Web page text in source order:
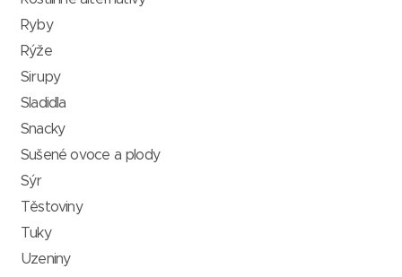
Ryby
Rýže
Sirupy
Sladidla
Snacky
Sušené ovoce a plody
Sýr
Těstoviny
Tuky
Uzeniny